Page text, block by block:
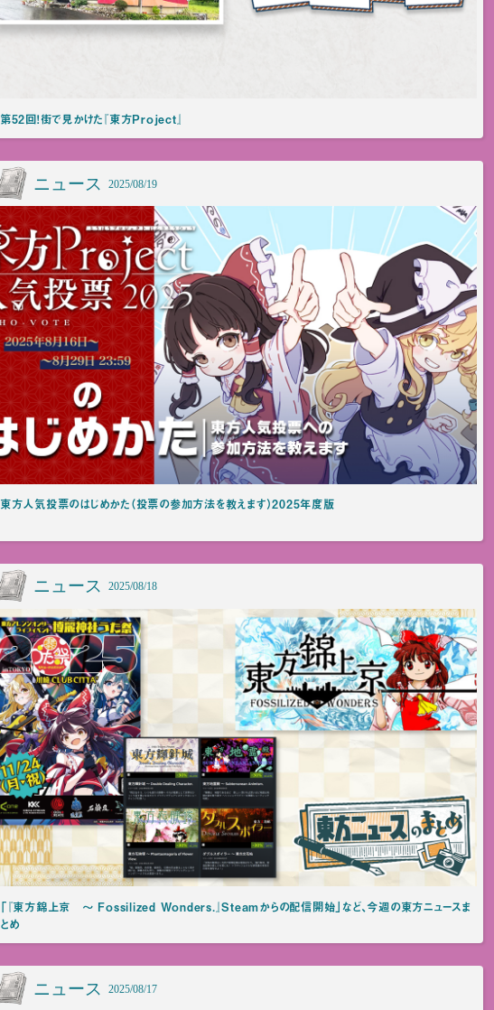
第52回！街で見かけた『東方Project』
ニュース 2025/08/19
東方人気投票のはじめかた（投票の参加方法を教えます）2025年度版
ニュース 2025/08/18
「『東方錦上京 〜 Fossilized Wonders.』Steamからの配信開始」など、今週の東方ニュースま
とめ
ニュース 2025/08/17